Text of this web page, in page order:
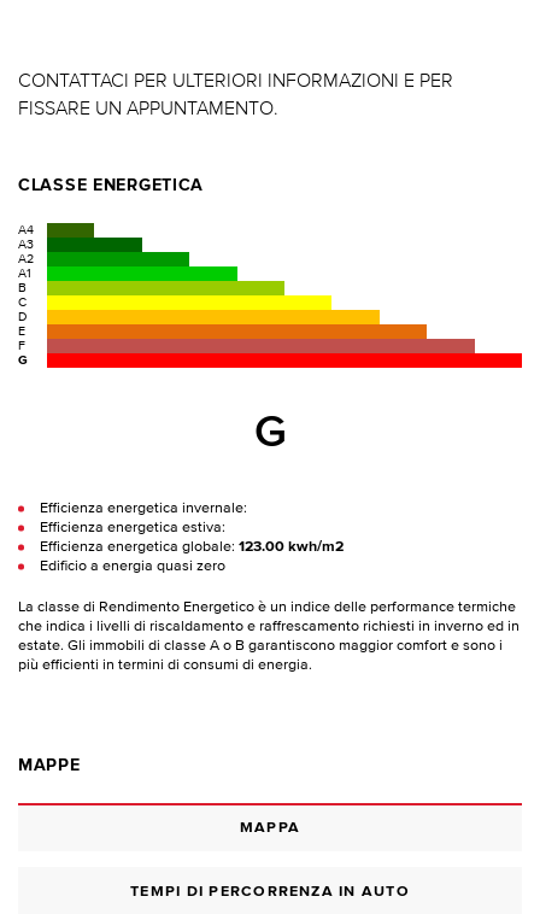
CONTATTACI PER ULTERIORI INFORMAZIONI E PER
FISSARE UN APPUNTAMENTO.
CLASSE ENERGETICA
A4
A3
A2
A1
B
C
D
E
F
G
G
Efficienza energetica invernale:
Efficienza energetica estiva:
Efficienza energetica globale: 123.00 kwh/m2
Edificio a energia quasi zero
La classe di Rendimento Energetico è un indice delle performance termiche
che indica i livelli di riscaldamento e raffrescamento richiesti in inverno ed in
estate. Gli immobili di classe A o B garantiscono maggior comfort e sono i
più efficienti in termini di consumi di energia.
MAPPE
MAPPA
TEMPI DI PERCORRENZA IN AUTO